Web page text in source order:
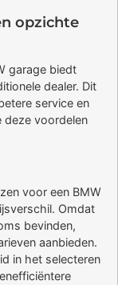
opzichte
garage biedt
dealer. Dit
service en
deze voordelen
voor een BMW
Omdat
bevinden,
aanbieden.
in het selecteren